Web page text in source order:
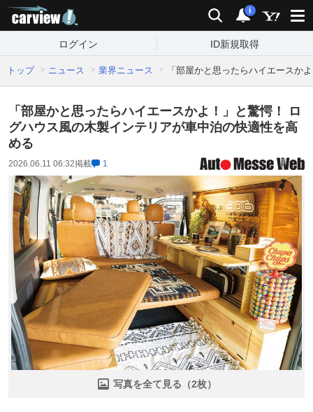
検索 通知
i
ログイン ID新規取得
トップ ニュース 業界ニュース 「部屋かと思ったらハイエースか
「部屋かと思ったらハイエースかよ！」と驚愕！ ロ
グハウス風の木製インテリアが車中泊の快適性を高
める
2026.06.11 06:32掲載 1
写真を全て見る（2枚）